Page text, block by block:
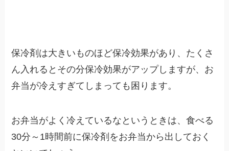
保冷剤は大きいものほど保冷効果があり、たくさ
ん入れるとその分保冷効果がアップしますが、お
弁当が冷えすぎてしまっても困ります。
お弁当がよく冷えているなというときは、食べる
30分～1時間前に保冷剤をお弁当から出しておく